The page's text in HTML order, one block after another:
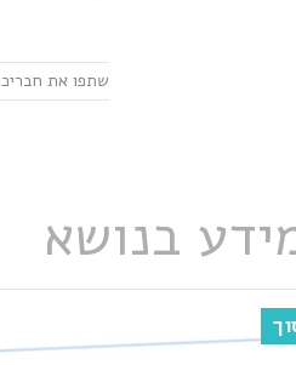
בנושא